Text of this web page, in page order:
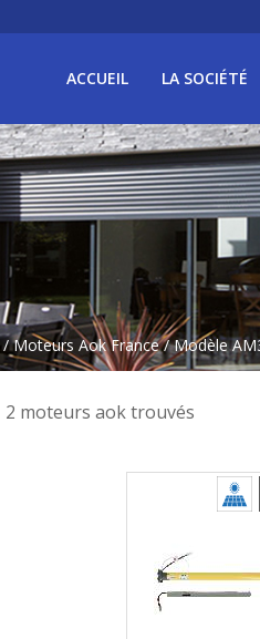
ACCUEIL LA SOCIÉTÉ
/Moteurs Aok France / Modèle
2 moteurs aok trouvés